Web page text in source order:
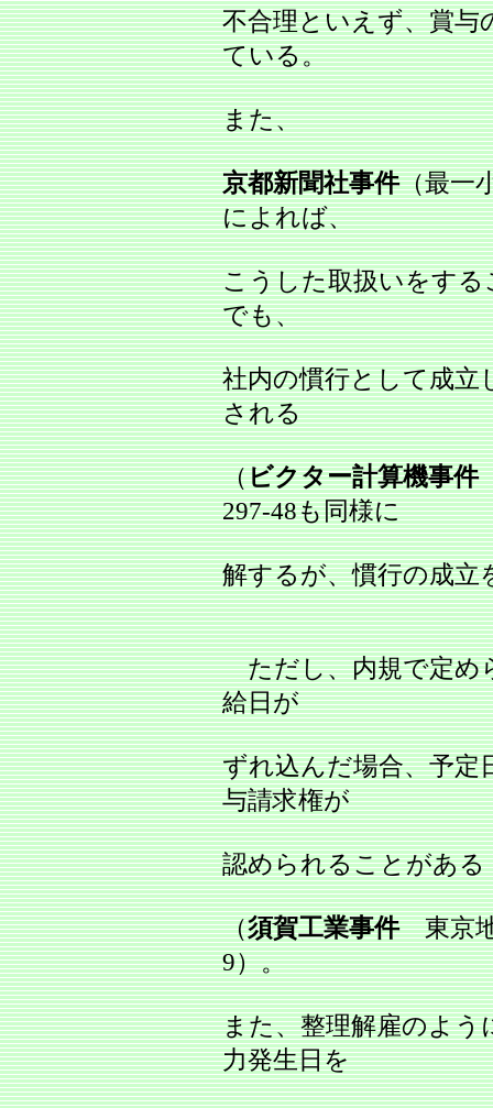
不合理といえず、賞与
ている。
また、
京都新聞社事件（最一
によれば、
こうした取扱いをする
でも、
社内の慣行として成
される
（ビクター計算機事件
297‐48も同様に
解するが、慣行の成立
ただし、内規で定め
給日が
ずれ込んだ場合、予定
与請求権が
認められることがある
（須賀工業事件東京地
9）。
また、整理解雇のよう
力発生日を